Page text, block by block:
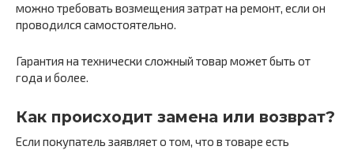
можно требовать возмещения затрат на ремонт, если он
проводился самостоятельно.
Гарантия на технически сложный товар может быть от
года и более.
Как происходит замена или возврат?
Если покупатель заявляет о том, что в товаре есть